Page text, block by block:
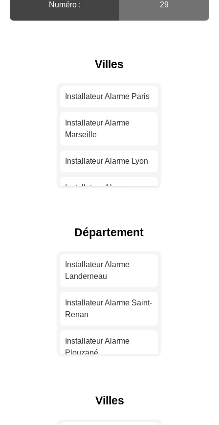
Numéro : 29
Villes
Installateur Alarme Paris
Installateur Alarme
Marseille
Installateur Alarme Lyon
Installateur Alarme
Installateur Alarme Nice
Nantes
Strasbourg
Montpellier
Installateur Alarme Lille
Département
Installateur Alarme
Landerneau
Installateur Alarme Saint-
Renan
Installateur Alarme
Plouzané
Villes